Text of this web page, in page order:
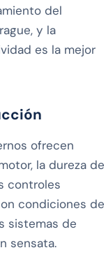
del
y la
es la mejor
ofrecen
la dureza de
controles
condiciones de
sistemas de
sensata.